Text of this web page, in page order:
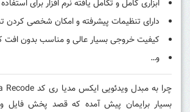
ابزاری کامل و تکامل یافته نرم افزار برای
دارای تنظیمات پیشرفته و امکان شخصی کردن
کیفیت خروجی بسیار عالی و مناسب بدون افت
و…
بسیار برایمان پیش آمده که قصد پخش فایل